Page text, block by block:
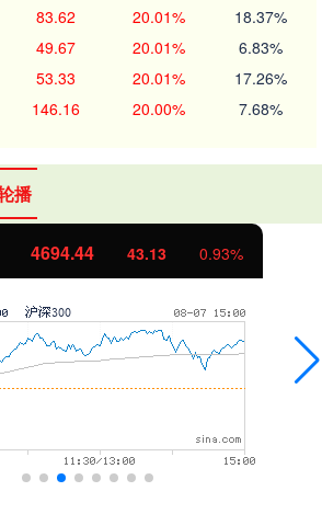
83.62 20.01% 18.37%
49.67 20.01% 6.83%
53.33 20.01% 17.26%
146.16 20.00% 7.68%
播
4694.44 43.13 0.93%